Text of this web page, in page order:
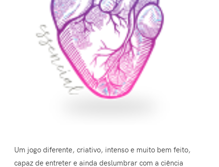
Um jogo diferente, criativo, intenso e muito bem feito,
capaz de entreter e ainda deslumbrar com a ciência